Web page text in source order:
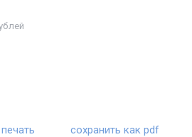
печать сохранить как pdf